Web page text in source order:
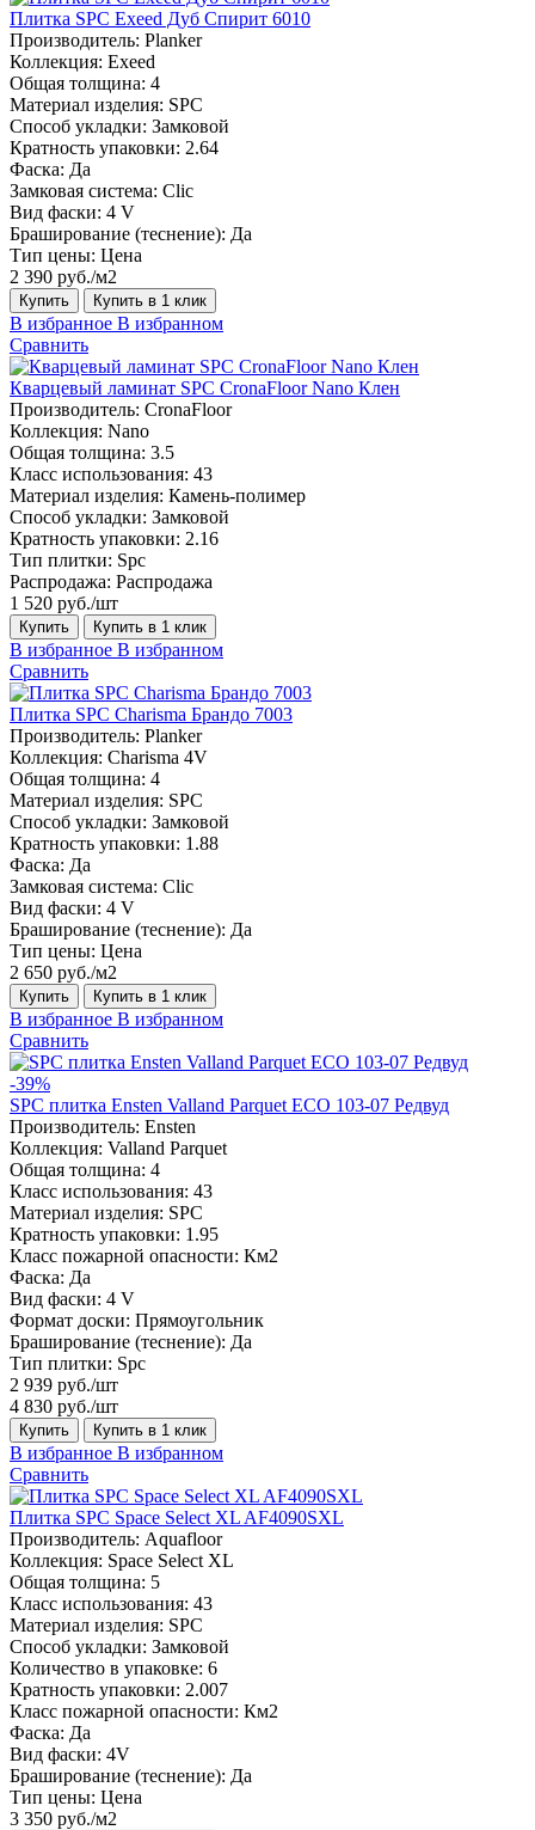
Плитка SPC Exeed Дуб Спирит 6010
Производитель: Planker
Коллекция: Exeed
Общая толщина: 4
Материал изделия: SPC
Способ укладки: Замковой
Кратность упаковки: 2.64
Фаска: Да
Замковая система: Сlic
Вид фаски: 4 V
Браширование (теснение): Да
Тип цены: Цена
2 390 руб./м2
Купить Купить в 1 клик
В избранное В избранном
Сравнить
Кварцевый ламинат SPC CronaFloor Nano Клен
Производитель: CronaFloor
Коллекция: Nano
Общая толщина: 3.5
Класс использования: 43
Материал изделия: Камень-полимер
Способ укладки: Замковой
Кратность упаковки: 2.16
Тип плитки: Spc
Распродажа: Распродажа
1 520 руб./шт
Купить Купить в 1 клик
В избранное В избранном
Сравнить
Плитка SPC Charisma Брандо 7003
Производитель: Planker
Коллекция: Charisma 4V
Общая толщина: 4
Материал изделия: SPC
Способ укладки: Замковой
Кратность упаковки: 1.88
Фаска: Да
Замковая система: Сlic
Вид фаски: 4 V
Браширование (теснение): Да
Тип цены: Цена
2 650 руб./м2
Купить Купить в 1 клик
В избранное В избранном
Сравнить
-39%
SPC плитка Ensten Valland Parquet ECO 103-07 Редвуд
Производитель: Ensten
Коллекция: Valland Parquet
Общая толщина: 4
Класс использования: 43
Материал изделия: SPC
Кратность упаковки: 1.95
Класс пожарной опасности: Км2
Фаска: Да
Вид фаски: 4 V
Формат доски: Прямоугольник
Браширование (теснение): Да
Тип плитки: Spc
2 939 руб./шт
4 830 руб./шт
Купить Купить в 1 клик
В избранное В избранном
Сравнить
Плитка SPC Space Select XL AF4090SXL
Производитель: Aquafloor
Коллекция: Space Select XL
Общая толщина: 5
Класс использования: 43
Материал изделия: SPC
Способ укладки: Замковой
Количество в упаковке: 6
Кратность упаковки: 2.007
Класс пожарной опасности: Км2
Фаска: Да
Вид фаски: 4V
Браширование (теснение): Да
Тип цены: Цена
3 350 руб./м2